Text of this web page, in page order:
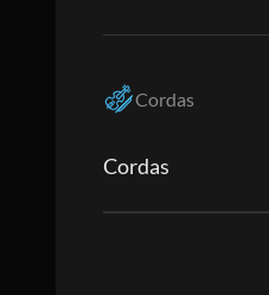
Cordas
Cordas